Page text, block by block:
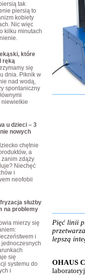
Pięć linii
lepszą
OHAUS
tak
piersią to
kobiety
Nic więc
kilku minutach
które
ręką
się
dnia. Piknik w
nad wodą,
spontaniczny
niewielkie
u dzieci – 3
nowych
chętnie
a
zdąży
Niechęć
i
neofobii
służby
na problemy
mierzy się
i
się
systemu do
i